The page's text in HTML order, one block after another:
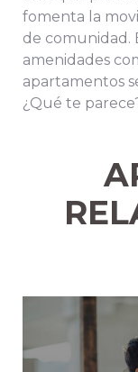
fomenta la
de comunidad.
amenidades
apartamentos
¿Qué te